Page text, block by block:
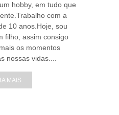
hobby, em tudo que
com a
10 anos.Hoje, sou
filho, assim consigo
os momentos
nossas vidas....
MAIS